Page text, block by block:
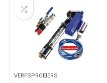
VERFSPROEIERS